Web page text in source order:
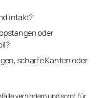
intakt?
oder
scharfe Kanten oder
verhindern und sorgt für